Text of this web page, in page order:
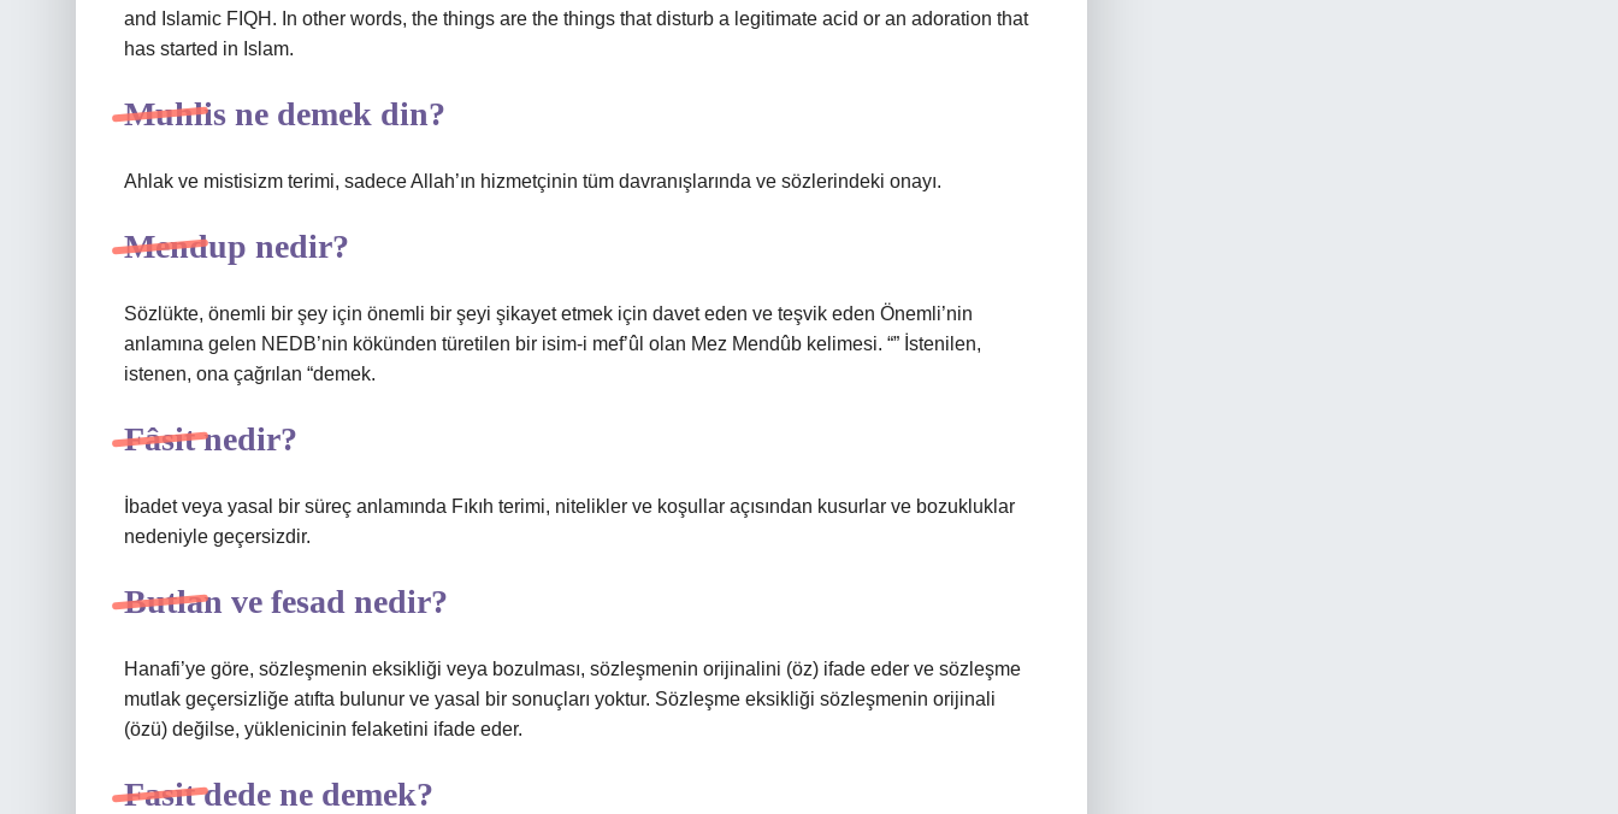
and Islamic FIQH. In other words, the things are the things that disturb a legitimate acid or an adoration that
has started in Islam.
Muhlis ne demek din?
Ahlak ve mistisizm terimi, sadece Allah’ın hizmetçinin tüm davranışlarında ve sözlerindeki onayı.
Mendup nedir?
Sözlükte, önemli bir şey için önemli bir şeyi şikayet etmek için davet eden ve teşvik eden Önemli’nin
anlamına gelen NEDB’nin kökünden türetilen bir isim-i mef’ûl olan Mez Mendûb kelimesi. “” İstenilen,
istenen, ona çağrılan “demek.
Fâsit nedir?
İbadet veya yasal bir süreç anlamında Fıkıh terimi, nitelikler ve koşullar açısından kusurlar ve bozukluklar
nedeniyle geçersizdir.
Butlan ve fesad nedir?
Hanafi’ye göre, sözleşmenin eksikliği veya bozulması, sözleşmenin orijinalini (öz) ifade eder ve sözleşme
mutlak geçersizliğe atıfta bulunur ve yasal bir sonuçları yoktur. Sözleşme eksikliği sözleşmenin orijinali
(özü) değilse, yüklenicinin felaketini ifade eder.
Fasit dede ne demek?